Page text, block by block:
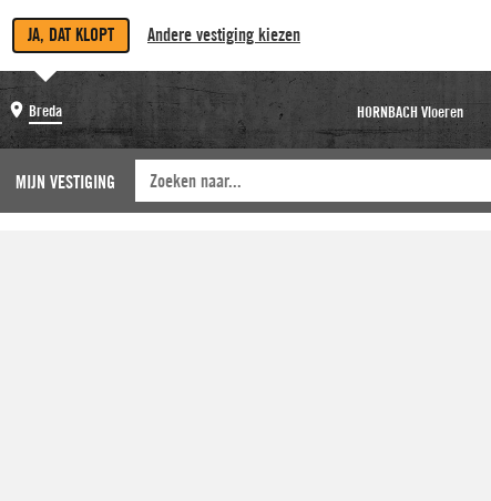
JA, DAT KLOPT Andere vestiging kiezen
Breda HORNBACH Vloeren
MIJN VESTIGING